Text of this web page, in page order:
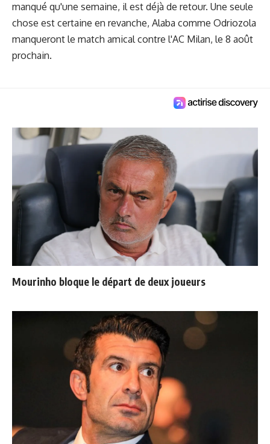
manqué qu'une semaine, ilest déjà de retour. Une seule
chose est certaine en revanche, Alaba comme Odriozola
manqueront le match amical contre l'AC Milan, le 8 août
prochain.
Mourinho bloque le départ de deux joueurs